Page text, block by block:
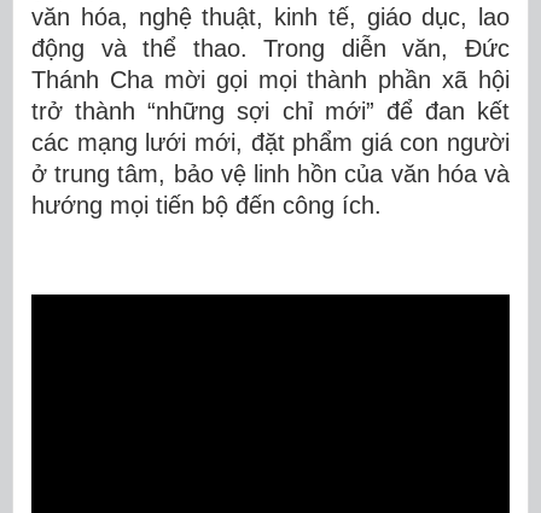
văn hóa, nghệ thuật, kinh tế, giáo dục, lao
động và thể thao. Trong diễn văn, Đức
Thánh Cha mời gọi mọi thành phần xã hội
trở thành “những sợi chỉ mới” để đan kết
các mạng lưới mới, đặt phẩm giá con người
ở trung tâm, bảo vệ linh hồn của văn hóa và
hướng mọi tiến bộ đến công ích.